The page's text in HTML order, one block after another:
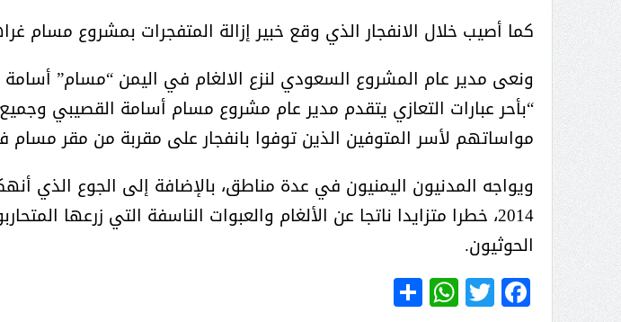
كما أصيب خلال الانفجار الذي وقع خبير إزالة المتفجرات بمشروع مسام
ونعى مدير عام المشروع السعودي لنزع الالغام في اليمن “مسام” أسامة
“بأحر عبارات التعازي يتقدم مدير عام مشروع مسام أسامة القصيبي وجميع
مواساتهم لأسر المتوفين الذين توفوا بانفجار على مقربة من مقر مسام
ويواجه المدنيون اليمنيون في عدة مناطق، بالإضافة إلى الجوع الذي
2014، خطرا متزايدا ناتجا عن الألغام والعبوات الناسفة التي زرعها
الحوثيون.
Facebook
Twitter
WhatsApp
عبدالعزيز ال سعود المشرف العام
الثقافة في واحة الإبداع